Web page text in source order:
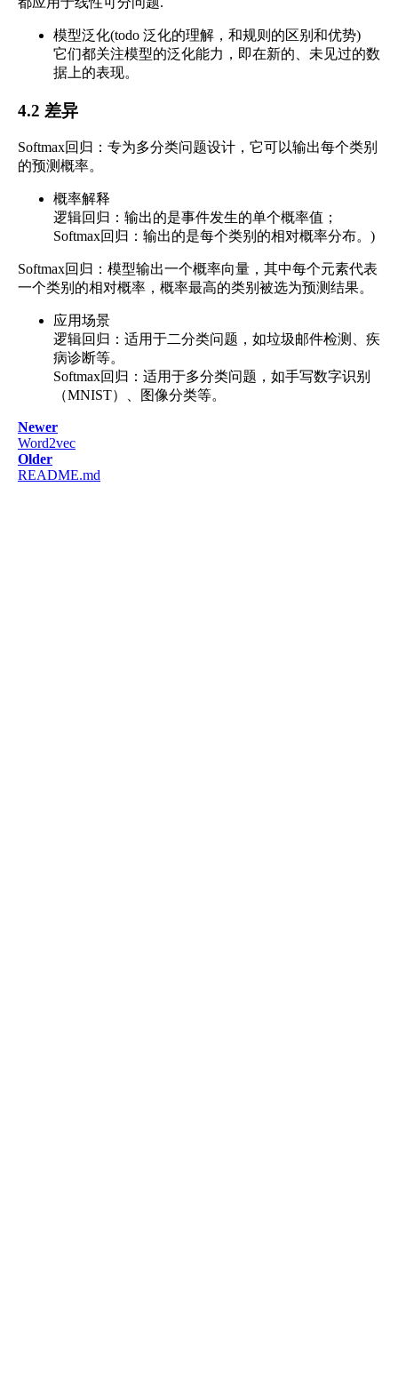
模型泛化(todo 泛化的理解，和规则的区别和优势)
它们都关注模型的泛化能力，即在新的、未见过的数
据上的表现。
4.2 差异
Softmax回归：专为多分类问题设计，它可以输出每个类别
的预测概率。
概率解释
逻辑回归：输出的是事件发生的单个概率值；
Softmax回归：输出的是每个类别的相对概率分布。)
Softmax回归：模型输出一个概率向量，其中每个元素代表
一个类别的相对概率，概率最高的类别被选为预测结果。
应用场景
逻辑回归：适用于二分类问题，如垃圾邮件检测、疾
病诊断等。
Softmax回归：适用于多分类问题，如手写数字识别
（MNIST）、图像分类等。
Newer
Word2vec
Older
README.md